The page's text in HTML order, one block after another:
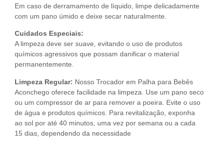
Em caso de derramamento de líquido, limpe delicadamente
com um pano úmido e deixe secar naturalmente.
Cuidados Especiais:
A limpeza deve ser suave, evitando o uso de produtos
químicos agressivos que possam danificar o material
permanentemente.
Limpeza Regular: Nosso Trocador em Palha para Bebês
Aconchego oferece facilidade na limpeza. Use um pano seco
ou um compressor de ar para remover a poeira. Evite o uso
de água e produtos químicos. Para revitalização, exponha
ao sol por até 40 minutos, uma vez por semana ou a cada
15 dias, dependendo da necessidade